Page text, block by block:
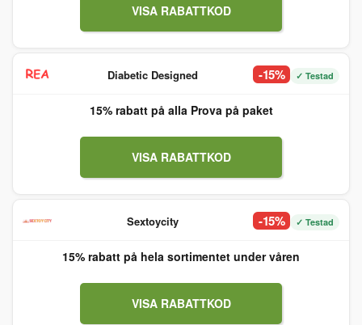
VISA RABATTKOD
Diabetic Designed -15% ✓ Testad
15% rabatt på alla Prova på paket
VISA RABATTKOD
Sextoycity -15% ✓ Testad
15% rabatt på hela sortimentet under våren
VISA RABATTKOD